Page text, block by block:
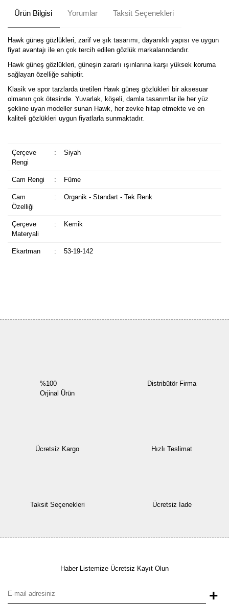
Ürün Bilgisi Yorumlar Taksit Seçenekleri
Hawk güneş gözlükleri, zarif ve şık tasarımı, dayanıklı yapısı ve uygun
fiyat avantajı ile en çok tercih edilen gözlük markalarındandır.
Hawk güneş gözlükleri, güneşin zararlı ışınlarına karşı yüksek koruma
sağlayan özelliğe sahiptir.
Klasik ve spor tarzlarda üretilen Hawk güneş gözlükleri bir aksesuar
olmanın çok ötesinde. Yuvarlak, köşeli, damla tasarımlar ile her yüz
şekline uyan modeller sunan Hawk, her zevke hitap etmekte ve en
kaliteli gözlükleri uygun fiyatlarla sunmaktadır.
Çerçeve
Rengi
: Siyah
Cam Rengi : Füme
Cam
Özelliği
: Organik - Standart - Tek Renk
Çerçeve
Materyali
: Kemik
Ekartman : 53-19-142
%100
Orjinal Ürün
Distribütör Firma
Ücretsiz Kargo Hızlı Teslimat
Taksit Seçenekleri Ücretsiz İade
Haber Listemize Ücretsiz Kayıt Olun
+